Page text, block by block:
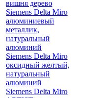
вишня дерево
Siemens Delta Miro
алюминиевый
металлик,
натуральный
алюминий
Siemens Delta Miro
оксидный желтый,
натуральный
алюминий
Siemens Delta Miro